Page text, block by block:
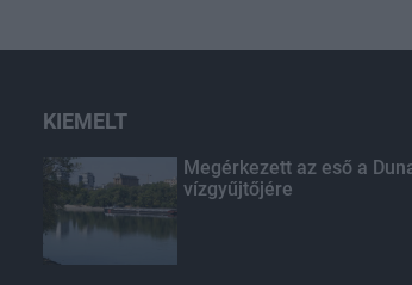
KIEMELT
Megérkezett az eső a
vízgyűjtőjére